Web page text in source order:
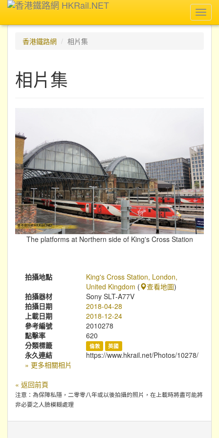
香港鐵路網
相片集
相片集
The platforms at Northern side of King's Cross Station
拍攝地點
King's Cross Station, London,
United Kingdom ( 查看地圖)
拍攝器材
Sony SLT-A77V
拍攝日期
2018-04-28
上載日期
2018-12-24
參考編號
2010278
點擊率
620
分類標籤
倫敦 英國
永久連結
https://www.hkrail.net/Photos/10278/
» 更多相關相片
« 返回前頁
注意：為保障私隱，二零零八年或以後拍攝的照片，在上載時將盡可能將
非必要之人臉模糊處理